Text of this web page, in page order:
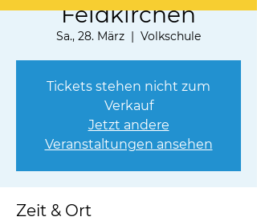
Feldkirchen
Sa., 28. März
  |
Volkschule
Tickets stehen nicht zum
Verkauf
Jetzt andere
Veranstaltungen ansehen
Zeit & Ort